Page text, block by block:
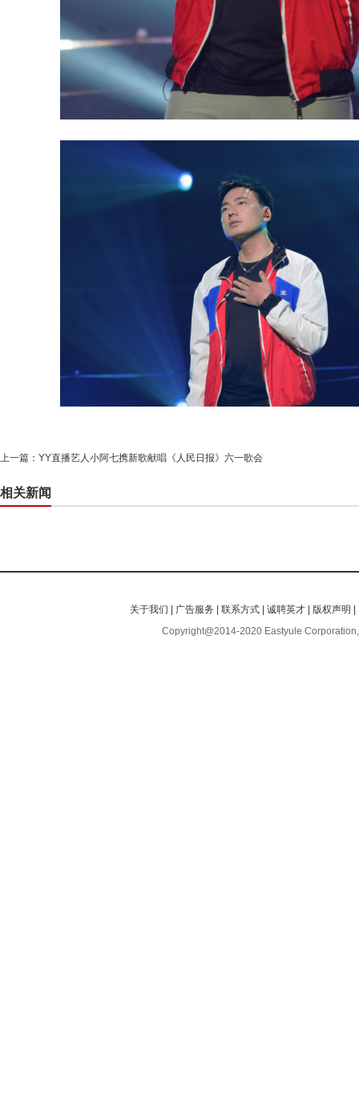
上一篇： YY直播艺人小阿七携新歌献唱《人民日报》六一歌会
相关新闻
关于我们 | 广告服务 |联系方式 |诚聘英才 | 版权声明 |
Copyright@2014-2020 Eastyule